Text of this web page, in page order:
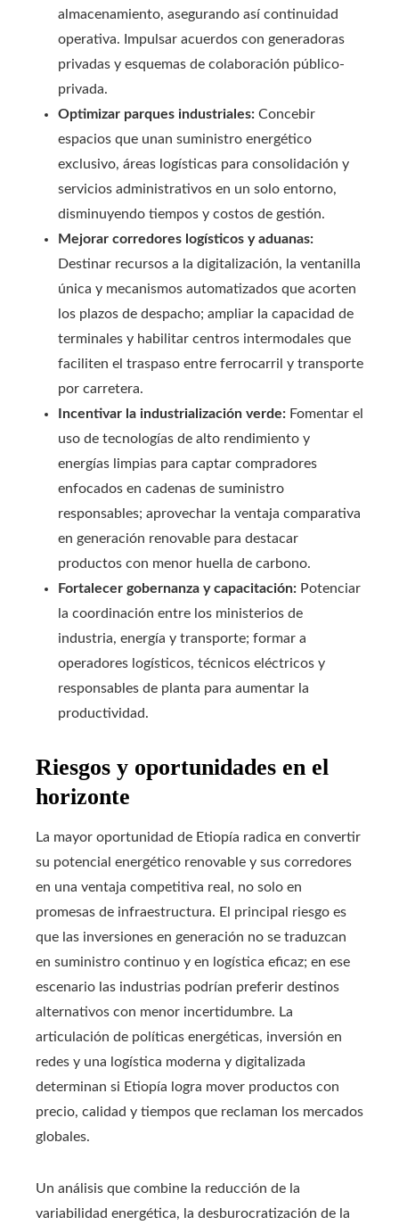
almacenamiento, asegurando así continuidad
operativa. Impulsar acuerdos con generadoras
privadas y esquemas de colaboración público-
privada.
Optimizar parques industriales: Concebir
espacios que unan suministro energético
exclusivo, áreas logísticas para consolidación y
servicios administrativos en un solo entorno,
disminuyendo tiempos y costos de gestión.
Mejorar corredores logísticos y aduanas:
Destinar recursos a la digitalización, la ventanilla
única y mecanismos automatizados que acorten
los plazos de despacho; ampliar la capacidad de
terminales y habilitar centros intermodales que
faciliten el traspaso entre ferrocarril y transporte
por carretera.
Incentivar la industrialización verde: Fomentar el
uso de tecnologías de alto rendimiento y
energías limpias para captar compradores
enfocados en cadenas de suministro
responsables; aprovechar la ventaja comparativa
en generación renovable para destacar
productos con menor huella de carbono.
Fortalecer gobernanza y capacitación: Potenciar
la coordinación entre los ministerios de
industria, energía y transporte; formar a
operadores logísticos, técnicos eléctricos y
responsables de planta para aumentar la
productividad.
Riesgos y oportunidades en el
horizonte
La mayor oportunidad de Etiopía radica en convertir
su potencial energético renovable y sus corredores
en una ventaja competitiva real, no solo en
promesas de infraestructura. El principal riesgo es
que las inversiones en generación no se traduzcan
en suministro continuo y en logística eficaz; en ese
escenario las industrias podrían preferir destinos
alternativos con menor incertidumbre. La
articulación de políticas energéticas, inversión en
redes y una logística moderna y digitalizada
determinan si Etiopía logra mover productos con
precio, calidad y tiempos que reclaman los mercados
globales.
Un análisis que combine la reducción de la
variabilidad energética, la desburocratización de la